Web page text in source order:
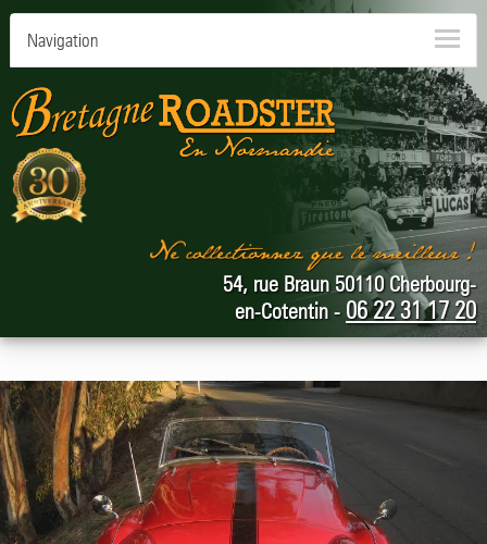
Navigation
54, rue Braun 50110 Cherbourg-
en-Cotentin - 06 22 31 17 20